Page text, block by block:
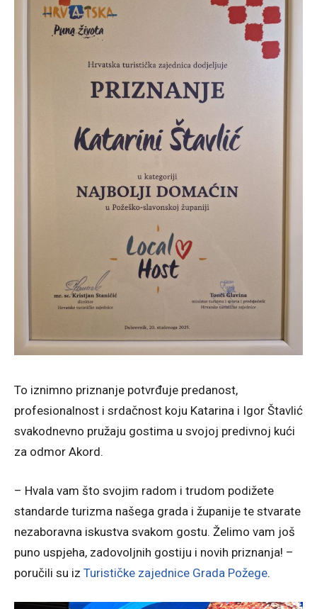
To iznimno priznanje potvrđuje predanost,
profesionalnost i srdačnost koju Katarina i Igor Štavlić
svakodnevno pružaju gostima u svojoj predivnoj kući
za odmor Akord.
– Hvala vam što svojim radom i trudom podižete
standarde turizma našega grada i županije te stvarate
nezaboravna iskustva svakom gostu. Želimo vam još
puno uspjeha, zadovoljnih gostiju i novih priznanja! –
poručili su iz Turističke zajednice Grada Požege.